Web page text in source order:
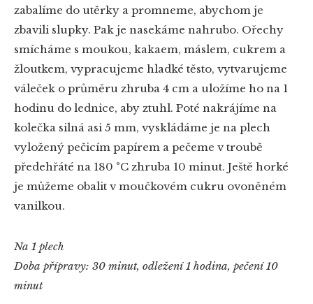
zabalíme do utěrky a promneme, abychom je
zbavili slupky. Pak je nasekáme nahrubo. Ořechy
smícháme s moukou, kakaem, máslem, cukrem a
žloutkem, vypracujeme hladké těsto, vytvarujeme
váleček o průměru zhruba 4 cm a uložíme ho na 1
hodinu do lednice, aby ztuhl. Poté nakrájíme na
kolečka silná asi 5 mm, vyskládáme je na plech
vyložený pečicím papírem a pečeme v troubě
předehřáté na 180 °C zhruba 10 minut. Ještě horké
je můžeme obalit v moučkovém cukru ovoněném
vanilkou.
Na 1 plech
Doba přípravy: 30 minut, odležení 1 hodina, pečení 10
minut